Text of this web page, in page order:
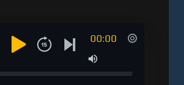
00:00